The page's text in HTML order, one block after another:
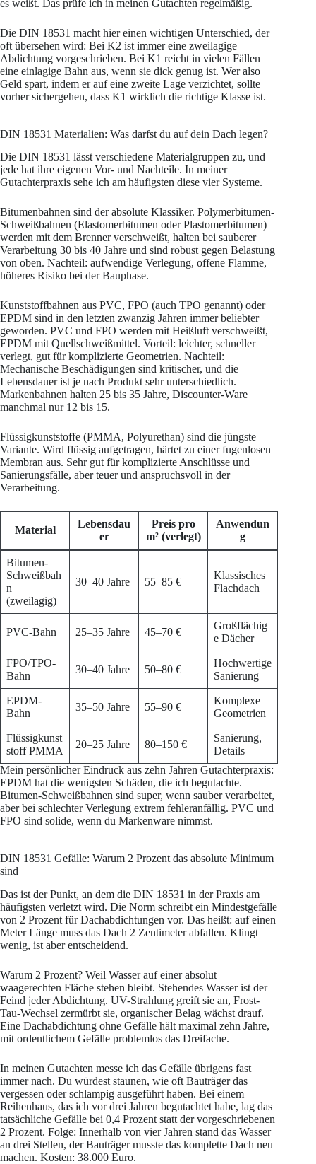
es weißt. Das prüfe ich in meinen Gutachten regelmäßig.
Die DIN 18531 macht hier einen wichtigen Unterschied, der
oft übersehen wird: Bei K2 ist immer eine zweilagige
Abdichtung vorgeschrieben. Bei K1 reicht in vielen Fällen
eine einlagige Bahn aus, wenn sie dick genug ist. Wer also
Geld spart, indem er auf eine zweite Lage verzichtet, sollte
vorher sichergehen, dass K1 wirklich die richtige Klasse ist.
DIN 18531 Materialien: Was darfst du auf dein Dach legen?
Die DIN 18531 lässt verschiedene Materialgruppen zu, und
jede hat ihre eigenen Vor- und Nachteile. In meiner
Gutachterpraxis sehe ich am häufigsten diese vier Systeme.
Bitumenbahnen sind der absolute Klassiker. Polymerbitumen-
Schweißbahnen (Elastomerbitumen oder Plastomerbitumen)
werden mit dem Brenner verschweißt, halten bei sauberer
Verarbeitung 30 bis 40 Jahre und sind robust gegen Belastung
von oben. Nachteil: aufwendige Verlegung, offene Flamme,
höheres Risiko bei der Bauphase.
Kunststoffbahnen aus PVC, FPO (auch TPO genannt) oder
EPDM sind in den letzten zwanzig Jahren immer beliebter
geworden. PVC und FPO werden mit Heißluft verschweißt,
EPDM mit Quellschweißmittel. Vorteil: leichter, schneller
verlegt, gut für komplizierte Geometrien. Nachteil:
Mechanische Beschädigungen sind kritischer, und die
Lebensdauer ist je nach Produkt sehr unterschiedlich.
Markenbahnen halten 25 bis 35 Jahre, Discounter-Ware
manchmal nur 12 bis 15.
Flüssigkunststoffe (PMMA, Polyurethan) sind die jüngste
Variante. Wird flüssig aufgetragen, härtet zu einer fugenlosen
Membran aus. Sehr gut für komplizierte Anschlüsse und
Sanierungsfälle, aber teuer und anspruchsvoll in der
Verarbeitung.
Material
Lebensdau
er
Preis pro
m² (verlegt)
Anwendun
g
Bitumen-
Schweißbah
n
(zweilagig)
30–40 Jahre 55–85 €
Klassisches
Flachdach
PVC-Bahn 25–35 Jahre 45–70 €
Großflächig
e Dächer
FPO/TPO-
Bahn
30–40 Jahre 50–80 €
Hochwertige
Sanierung
EPDM-
Bahn
35–50 Jahre 55–90 €
Komplexe
Geometrien
Flüssigkunst
stoff PMMA
20–25 Jahre 80–150 €
Sanierung,
Details
Mein persönlicher Eindruck aus zehn Jahren Gutachterpraxis:
EPDM hat die wenigsten Schäden, die ich begutachte.
Bitumen-Schweißbahnen sind super, wenn sauber verarbeitet,
aber bei schlechter Verlegung extrem fehleranfällig. PVC und
FPO sind solide, wenn du Markenware nimmst.
DIN 18531 Gefälle: Warum 2 Prozent das absolute Minimum
sind
Das ist der Punkt, an dem die DIN 18531 in der Praxis am
häufigsten verletzt wird. Die Norm schreibt ein Mindestgefälle
von 2 Prozent für Dachabdichtungen vor. Das heißt: auf einen
Meter Länge muss das Dach 2 Zentimeter abfallen. Klingt
wenig, ist aber entscheidend.
Warum 2 Prozent? Weil Wasser auf einer absolut
waagerechten Fläche stehen bleibt. Stehendes Wasser ist der
Feind jeder Abdichtung. UV-Strahlung greift sie an, Frost-
Tau-Wechsel zermürbt sie, organischer Belag wächst drauf.
Eine Dachabdichtung ohne Gefälle hält maximal zehn Jahre,
mit ordentlichem Gefälle problemlos das Dreifache.
In meinen Gutachten messe ich das Gefälle übrigens fast
immer nach. Du würdest staunen, wie oft Bauträger das
vergessen oder schlampig ausgeführt haben. Bei einem
Reihenhaus, das ich vor drei Jahren begutachtet habe, lag das
tatsächliche Gefälle bei 0,4 Prozent statt der vorgeschriebenen
2 Prozent. Folge: Innerhalb von vier Jahren stand das Wasser
an drei Stellen, der Bauträger musste das komplette Dach neu
machen. Kosten: 38.000 Euro.